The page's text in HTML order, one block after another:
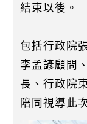
結束以後。
包括行政院
李孟諺顧問
長、行政院
陪同視導此